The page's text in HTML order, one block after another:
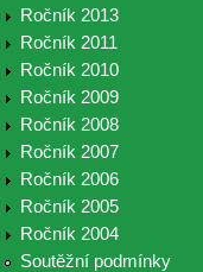
Ročník 2013
Ročník 2011
Ročník 2010
Ročník 2009
Ročník 2008
Ročník 2007
Ročník 2006
Ročník 2005
Ročník 2004
Soutěžní podmínky